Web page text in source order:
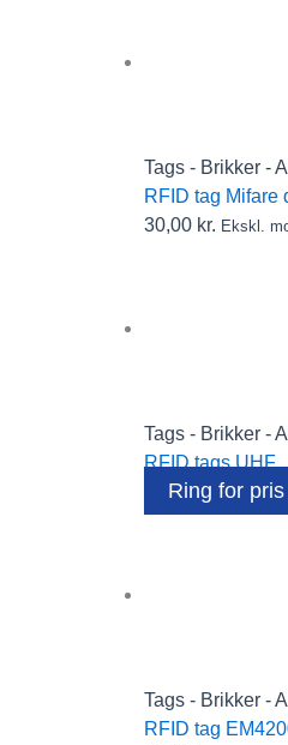
Tags - Brikker -
RFID tag Mifare
30,00 kr. Ekskl.
Tags - Brikker -
RFID tags UHF
Ring for pris
Tags - Brikker -
RFID tag